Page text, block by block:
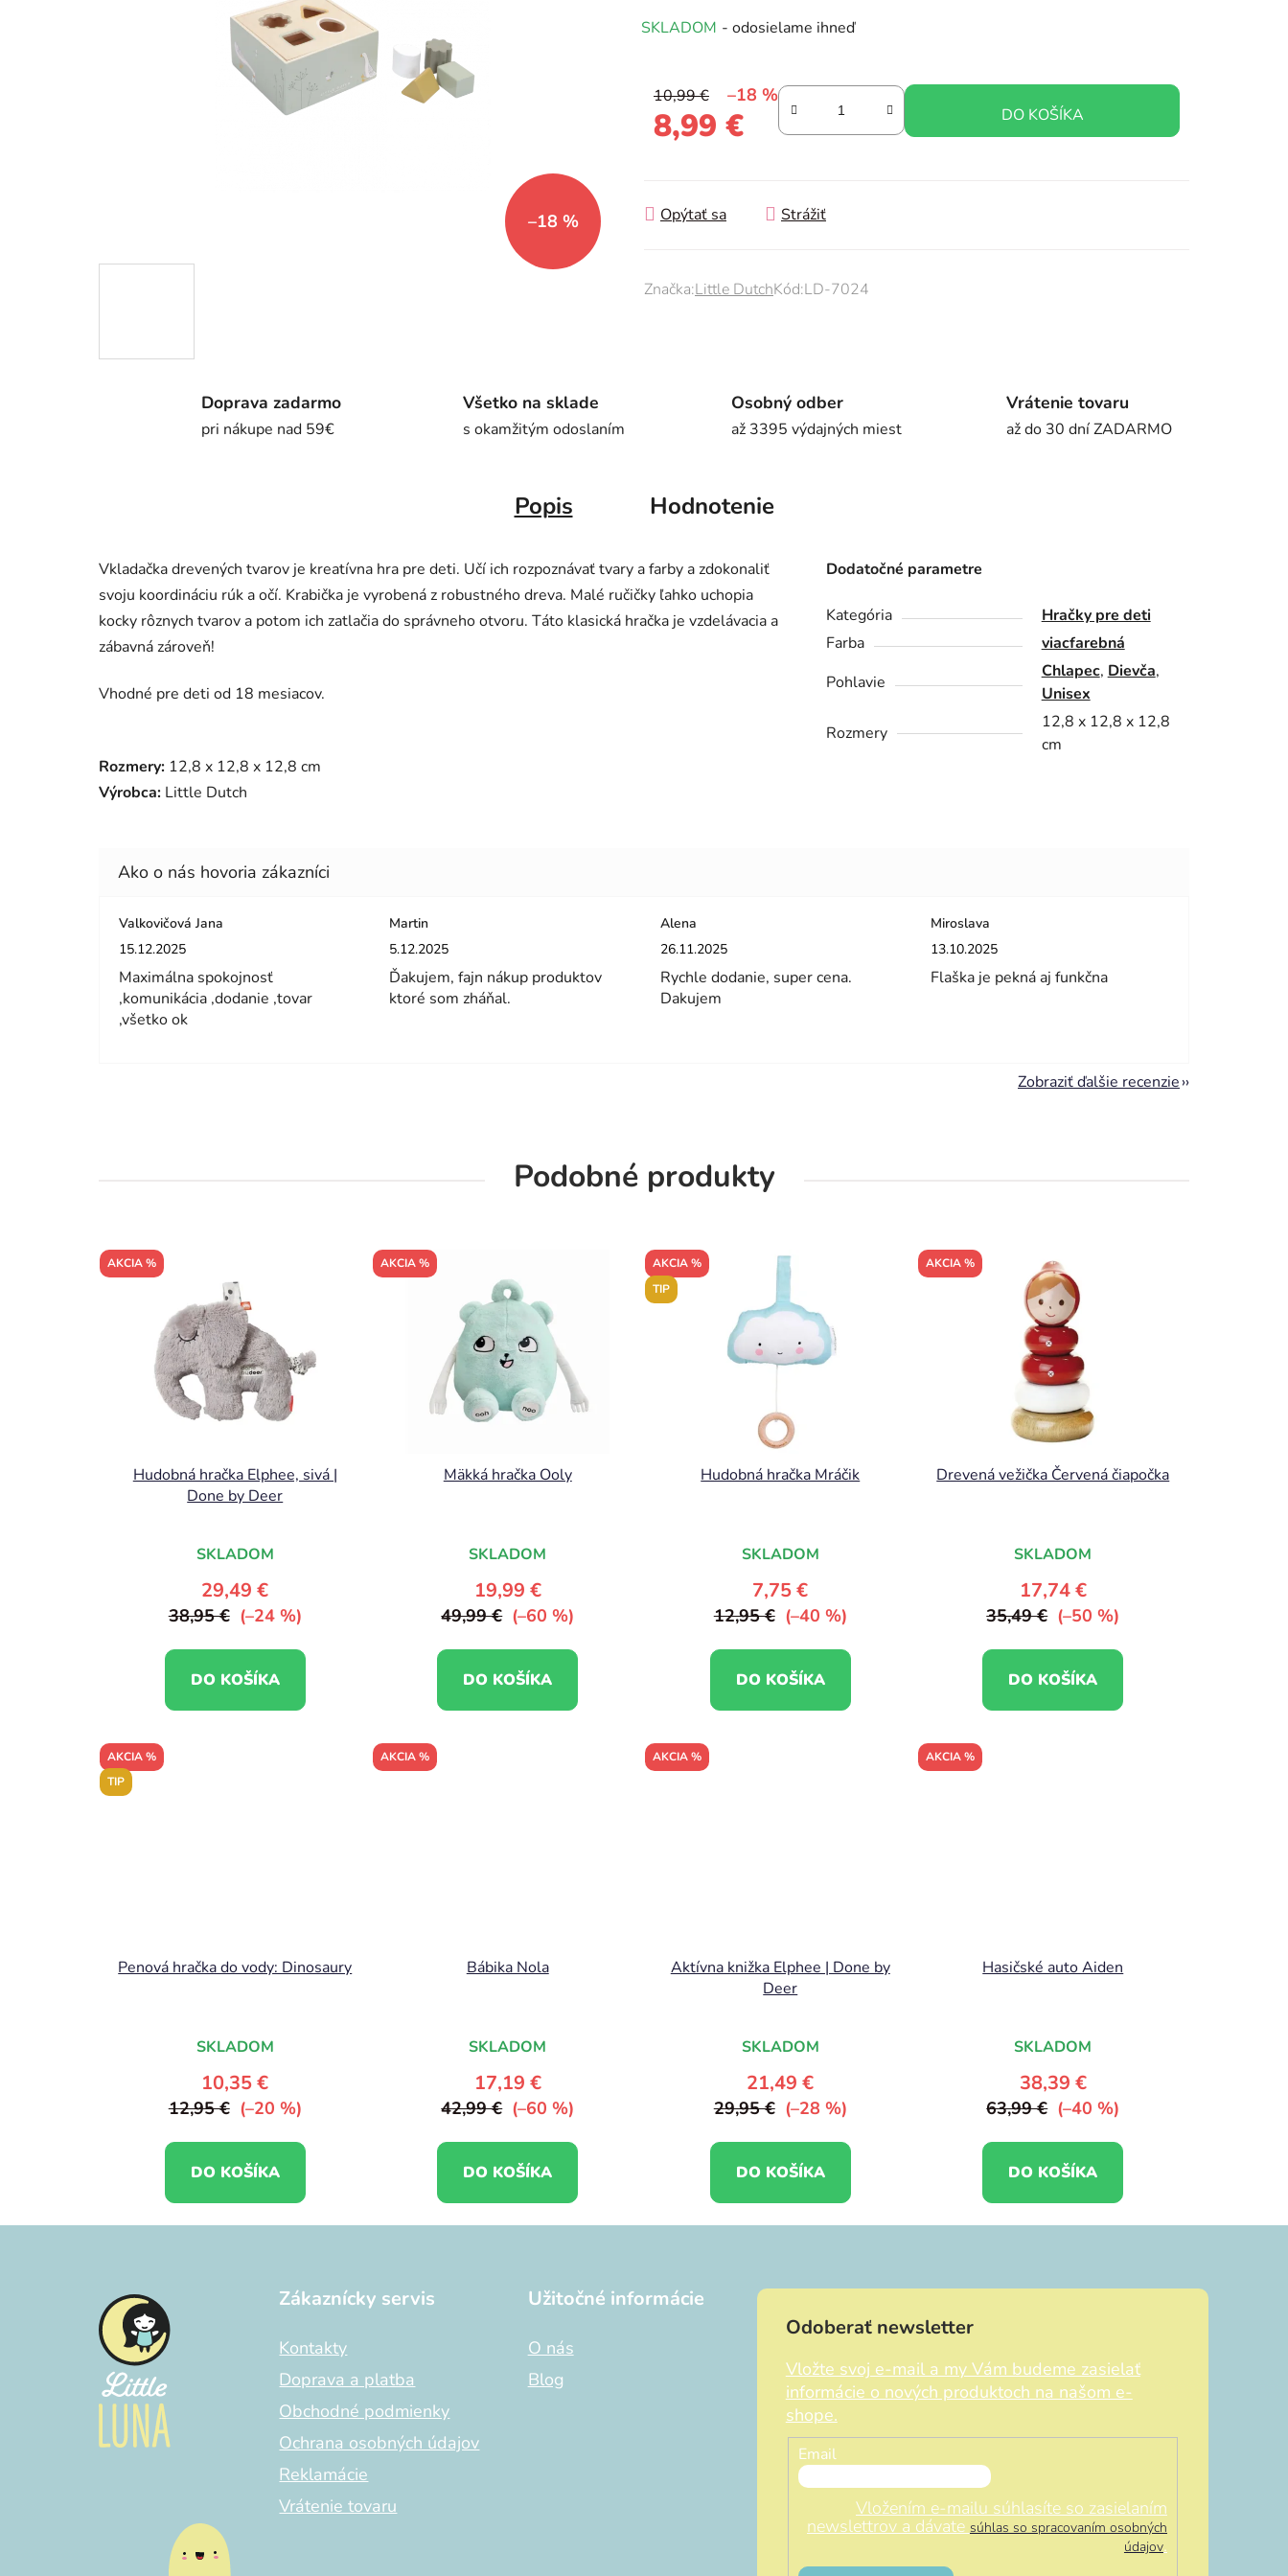
je
hviezdičiek.
SKLADOM - odosielame ihneď
10,99 € –18 %
8,99 € DO KOŠÍKA
Opýtať sa Strážiť
Značka:Little DutchKód:LD-7024
–18 %
Doprava zadarmo
pri nákupe nad 59€
Všetko na sklade
s okamžitým odoslaním
Osobný odber
až 3395 výdajných miest
Vrátenie tovaru
až do 30 dní ZADARMO
Popis Hodnotenie
Vkladačka drevených tvarov je kreatívna hra pre deti. Učí ich rozpoznávať tvary a farby a zdokonaliť
svoju koordináciu rúk a očí. Krabička je vyrobená z robustného dreva. Malé ručičky ľahko uchopia
kocky rôznych tvarov a potom ich zatlačia do správneho otvoru. Táto klasická hračka je vzdelávacia a
zábavná zároveň!
Vhodné pre deti od 18 mesiacov.
Rozmery: 12,8 x 12,8 x 12,8 cm
Výrobca: Little Dutch
Dodatočné parametre
Kategória
Hračky pre deti
Farba
viacfarebná
Pohlavie
Chlapec,Dievča,
Unisex
Rozmery
12,8 x 12,8 x 12,8
cm
Valkovičová Jana
Hodnotenie obchodu je 5 z 5 hviezdičiek.
15.12.2025
Maximálna spokojnosť
,komunikácia ,dodanie ,tovar
,všetko ok
Martin
Hodnotenie obchodu je 5 z 5 hviezdičiek.
5.12.2025
Ďakujem, fajn nákup produktov
ktoré som zháňal.
Alena
Hodnotenie obchodu je 5 z 5 hviezdičiek.
26.11.2025
Rychle dodanie, super cena.
Dakujem
Miroslava
Hodnotenie obchodu je 5 z 5 hviezdičiek.
13.10.2025
Flaška je pekná aj funkčna
Zobraziť ďalšie recenzie
Podobné produkty
AKCIA %
Hudobná hračka Elphee, sivá |
Done by Deer
SKLADOM
29,49 €
38,95 € (–24 %)
DO KOŠÍKA
AKCIA %
Mäkká hračka Ooly
SKLADOM
19,99 €
49,99 € (–60 %)
DO KOŠÍKA
AKCIA %
TIP
Hudobná hračka Mráčik
SKLADOM
7,75 €
12,95 € (–40 %)
DO KOŠÍKA
AKCIA %
Drevená vežička Červená čiapočka
SKLADOM
17,74 €
35,49 € (–50 %)
DO KOŠÍKA
AKCIA %
TIP
Penová hračka do vody: Dinosaury
SKLADOM
10,35 €
12,95 € (–20 %)
DO KOŠÍKA
AKCIA %
Bábika Nola
SKLADOM
17,19 €
42,99 € (–60 %)
DO KOŠÍKA
AKCIA %
Aktívna knižka Elphee | Done by
Deer
SKLADOM
21,49 €
29,95 € (–28 %)
DO KOŠÍKA
AKCIA %
Hasičské auto Aiden
SKLADOM
38,39 €
63,99 € (–40 %)
DO KOŠÍKA
Zákaznícky servis
Kontakty
Doprava a platba
Obchodné podmienky
Ochrana osobných údajov
Reklamácie
Vrátenie tovaru
Užitočné informácie
O nás
Blog
Odoberať newsletter
Vložte svoj e-mail a my Vám budeme zasielať
informácie o nových produktoch na našom e-
shope.
Email
Vložením e-mailu súhlasíte so zasielaním
newslettrov a dávate súhlas so spracovaním osobných
údajov.